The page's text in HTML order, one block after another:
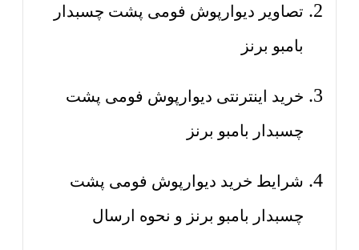
تصاویر دیوارپوش فومی پشت چسبدار
بامبو برنز
خرید اینترنتی دیوارپوش فومی پشت
چسبدار بامبو برنز
شرایط خرید دیوارپوش فومی پشت
چسبدار بامبو برنز و نحوه ارسال